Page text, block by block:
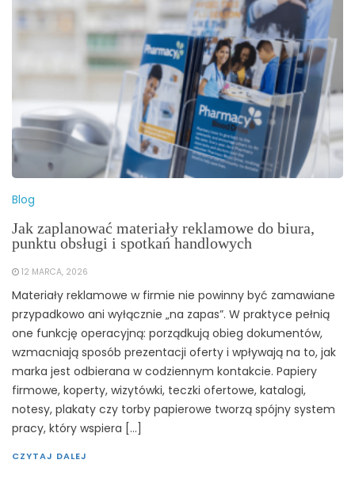
Blog
Jak zaplanować materiały reklamowe do biura,
punktu obsługi i spotkań handlowych
12 MARCA, 2026
Materiały reklamowe w firmie nie powinny być zamawiane
przypadkowo ani wyłącznie „na zapas”. W praktyce pełnią
one funkcję operacyjną: porządkują obieg dokumentów,
wzmacniają sposób prezentacji oferty i wpływają na to, jak
marka jest odbierana w codziennym kontakcie. Papiery
firmowe, koperty, wizytówki, teczki ofertowe, katalogi,
notesy, plakaty czy torby papierowe tworzą spójny system
pracy, który wspiera […]
CZYTAJ DALEJ